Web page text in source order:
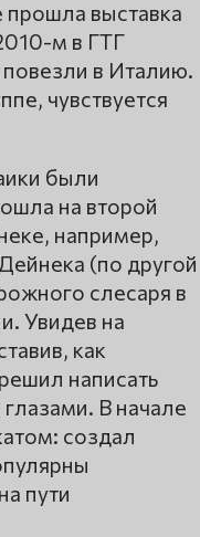
прошла выставка
м в ГТГ
повезли в Италию.
чувствуется
были
на второй
например,
(по другой
слесаря в
Увидев на
как
написать
В начале
создал
пути